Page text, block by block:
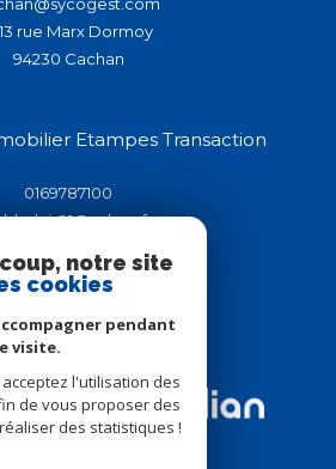
13 rue Marx Dormoy
94230
cachan
Etampes Transaction
0169787100
91150
étampes
Adhérents
notre site
cookies
pendant
visite.
l'utilisation des
de vous proposer des
des statistiques !